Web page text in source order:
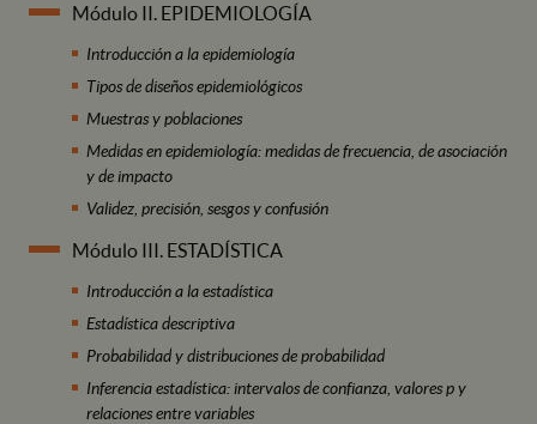
Módulo II. EPIDEMIOLOGÍA
Introducción a la epidemiología
Tipos de diseños epidemiológicos
Muestras y poblaciones
Medidas en epidemiología: medidas de frecuencia, de asociación
y de impacto
Validez, precisión, sesgos y confusión
Módulo III. ESTADÍSTICA
Introducción a la estadística
Estadística descriptiva
Probabilidad y distribuciones de probabilidad
Inferencia estadística: intervalos de confianza, valores p y
relaciones entre variables